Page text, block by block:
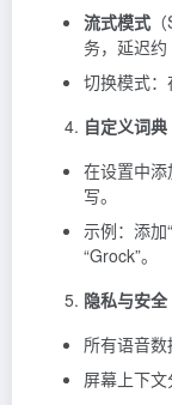
流式模式
务，延迟约
切换模式：
自定义词典
在设置中添
写。
示例：添加
“Grock”。
隐私与安全
所有语音数
屏幕上下文